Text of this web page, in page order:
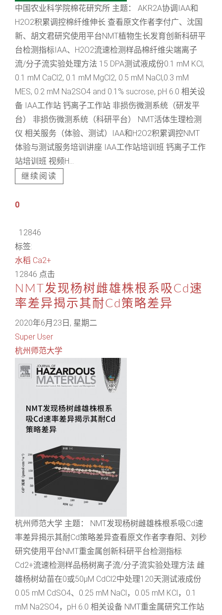
中国农业科学院棉花研究所 主题： AKR2A协调IAA和
H2O2积累调控棉纤维伸长 查看原文作者李付广、沈国
新、胡文君研究使用平台NMT植物生长发育创新科研平
台检测指标IAA、H2O2流速检测样品棉纤维尖端离子
流/分子流实验处理方法 15 DPA测试液成份0.1 mM KCl,
0.1 mM CaCl2, 0.1 mM MgCl2, 0.5 mM NaCl,0.3 mM
MES, 0.2 mM Na2SO4 and 0.1% sucrose, pH 6.0 相关设
备 IAA工作站 钙离子工作站 非损伤微测系统（研发平
台） 非损伤微测系统（科研平台） NMT活体生理检测
仪 相关服务（体验、测试）IAA和H2O2积累调控NMT
体验与测试服务培训讲座 IAA工作站培训班 钙离子工作
站培训班 视频H...
继续阅读
0
12846
标签:
水稻 Ca2+
12846 点击
NMT发现杨树雌雄株根系吸Cd速
率差异揭示其耐Cd策略差异
2020年6月23日, 星期二
Super User
杭州师范大学
杭州师范大学 主题： NMT发现杨树雌雄株根系吸Cd速
率差异揭示其耐Cd策略差异查看原文作者李春阳、刘秒
研究使用平台NMT重金属创新科研平台检测指标
Cd2+流速检测样品杨树离子流/分子流实验处理方法 雌
雄杨树幼苗在0或50μM CdCl2中处理120天测试液成份
0.05 mM CdSO4、0.25 mM NaCl，0.05 mM KCl，0.1
mM Na2SO4，pH 6.0 相关设备 NMT重金属研究工作站